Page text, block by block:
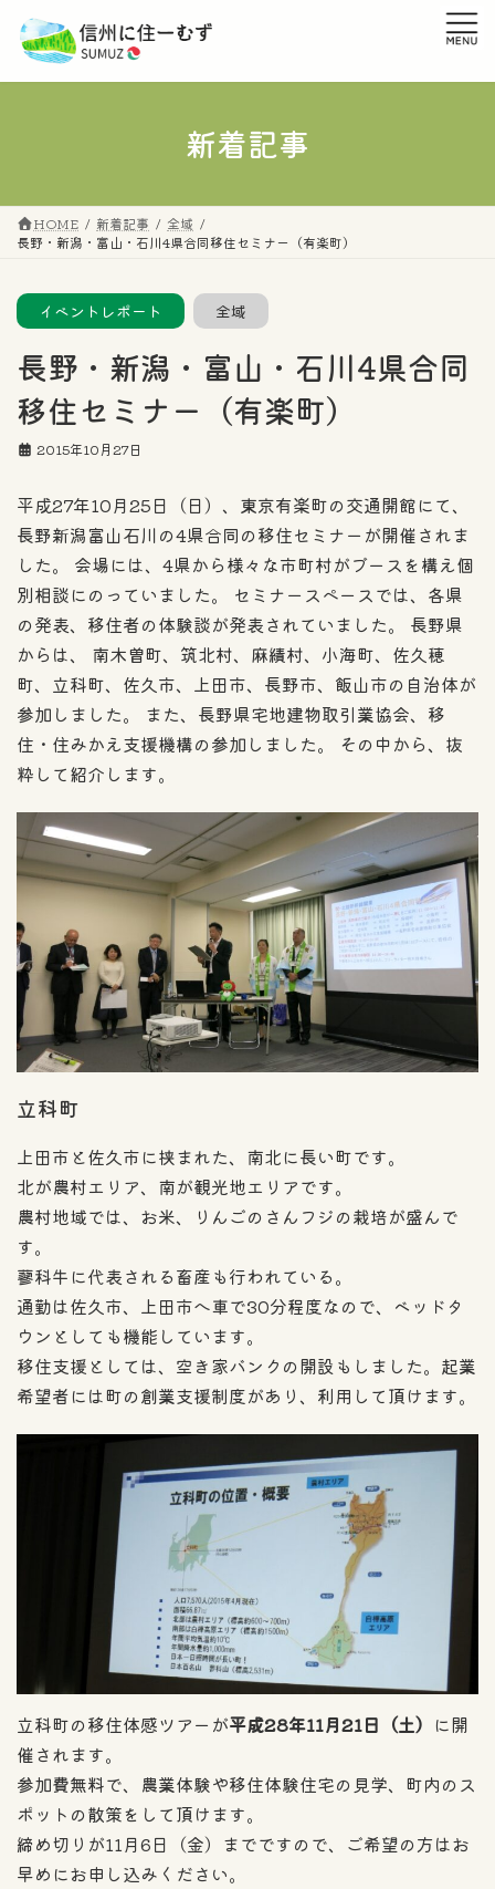
ン
プ
ー
動
新着記事
HOME 新着記事
全域
長野・新潟・富山・石川4県合同移住セミナー（有楽町）
長野・新潟・富山・石川4県合同
移住セミナー（有楽町）
2015年10月27日
平成27年10月25日（日）、東京有楽町の交通開館にて、
長野新潟富山石川の4県合同の移住セミナーが開催されま
した。 会場には、4県から様々な市町村がブースを構え個
別相談にのっていました。 セミナースペースでは、各県
の発表、移住者の体験談が発表されていました。 長野県
からは、 南木曽町、筑北村、麻績村、小海町、佐久穂
町、立科町、佐久市、上田市、長野市、飯山市の自治体が
参加しました。 また、長野県宅地建物取引業協会、移
住・住みかえ支援機構の参加しました。 その中から、抜
粋して紹介します。
立科町
上田市と佐久市に挟まれた、南北に長い町です。
北が農村エリア、南が観光地エリアです。
農村地域では、お米、りんごのさんフジの栽培が盛んで
す。
蓼科牛に代表される畜産も行われている。
通勤は佐久市、上田市へ車で30分程度なので、ベッドタ
ウンとしても機能しています。
移住支援としては、空き家バンクの開設もしました。起業
希望者には町の創業支援制度があり、利用して頂けます。
立科町の移住体感ツアーが平成28年11月21日（土） に開
催されます。
参加費無料で、農業体験や移住体験住宅の見学、町内のス
ポットの散策をして頂けます。
締め切りが11月6日（金）までですので、ご希望の方はお
早めにお申し込みください。
全域
イベントレポート